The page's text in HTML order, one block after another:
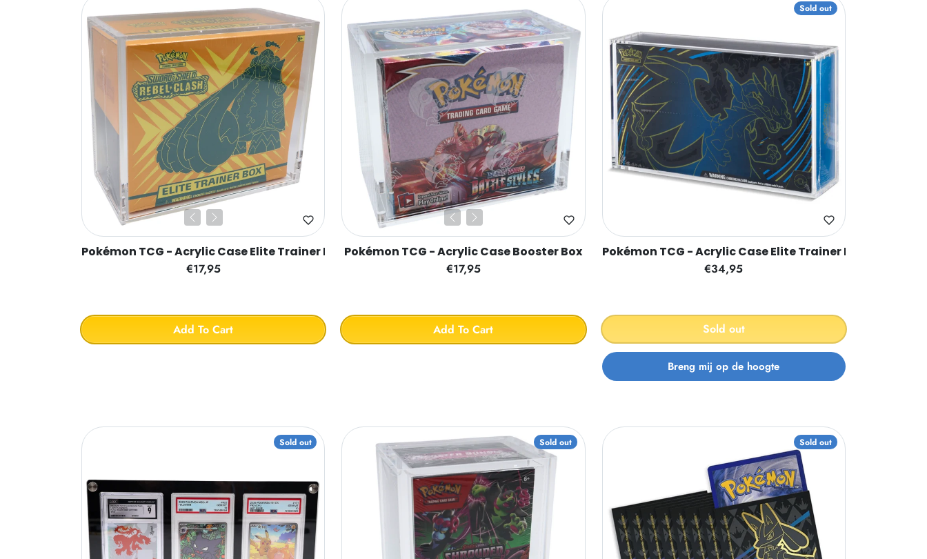
Pokémon TCG - Acrylic Case Elite Trainer Box
€17,95
Add To Cart
Pokémon TCG - Acrylic Case Booster Box
€17,95
Add To Cart
Sold out
Pokémon TCG - Acrylic Case Elite Trainer Box
€34,95
Sold out
Sold out Sold out Sold out